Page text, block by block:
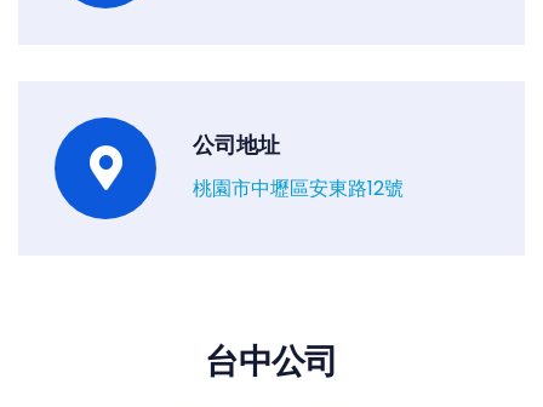
公司地址
桃園市中壢區安東路12號
台中公司